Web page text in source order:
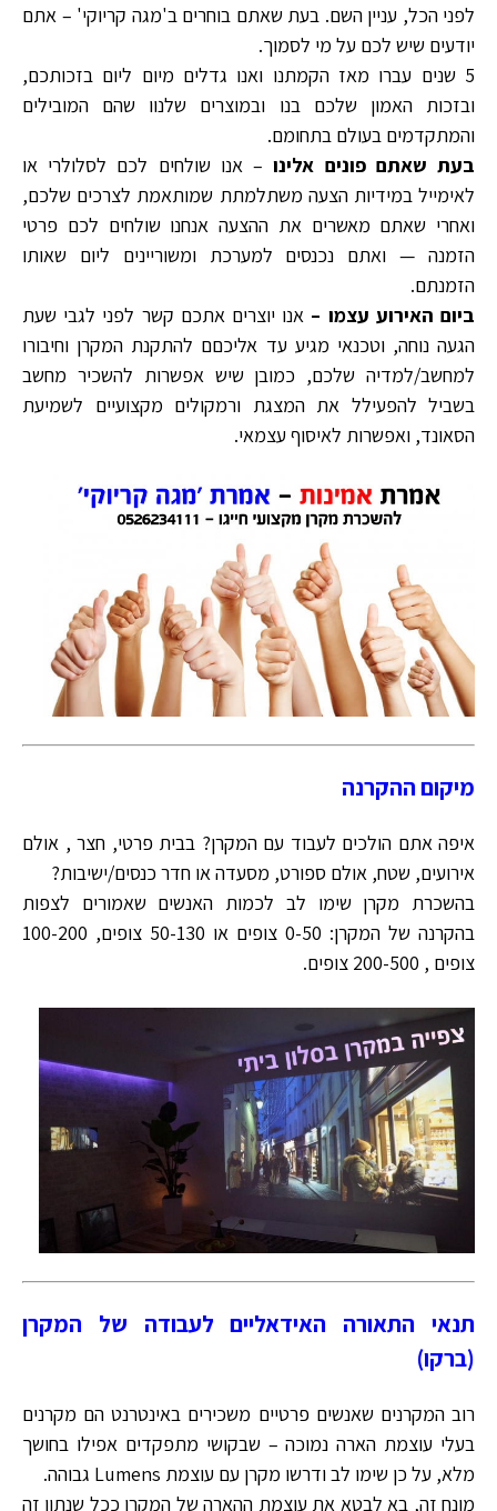
לפני הכל, עניין השם. בעת שאתם בוחרים ב'מגה קריוקי' – אתם
יודעים שיש לכם על מי לסמוך.
5 שנים עברו מאז הקמתנו ואנו גדלים מיום ליום בזכותכם,
ובזכות האמון שלכם בנו ובמוצרים שלנוו שהם המובילים
והמתקדמים בעולם בתחומם.
בעת שאתם פונים אלינו– אנו שולחים לכם לסלולרי או
לאימייל במידיות הצעה משתלמתת שמותאמת לצרכים שלכם,
ואחרי שאתם מאשרים את ההצעה אנחנו שולחים לכם פרטי
הזמנה — ואתם נכנסים למערכת ומשוריינים ליום שאותו
הזמנתם.
ביום האירוע עצמו – אנו יוצרים אתכם קשר לפני לגבי שעת
הגעה נוחה, וטכנאי מגיע עד אליכםם להתקנת המקרן וחיבורו
למחשב/למדיה שלכם, כמובן שיש אפשרות להשכיר מחשב
בשביל להפעילל את המצגת ורמקולים מקצועיים לשמיעת
הסאונד, ואפשרות לאיסוף עצמאי.
מיקום ההקרנה
איפה אתם הולכים לעבוד עם המקרן? בבית פרטי, חצר , אולם
אירועים, שטח, אולם ספורט, מסעדה או חדר כנסים/ישיבות?
בהשכרת מקרן שימו לב לכמות האנשים שאמורים לצפות
בהקרנה של המקרן: 0-50 צופים או 50-130 צופים, 100-200
צופים , 200-500 צופים.
תנאי התאורה האידאליים לעבודה של המקרן
(ברקו)
רוב המקרנים שאנשים פרטיים משכירים באינטרנט הם מקרנים
בעלי עוצמת הארה נמוכה – שבקושי מתפקדים אפילו בחושך
מלא, על כן שימו לב ודרשו מקרן עם עוצמת Lumens גבוהה.
מונח זה, בא לבטא את עוצמת ההארה של המקרן ככל שנתון זה